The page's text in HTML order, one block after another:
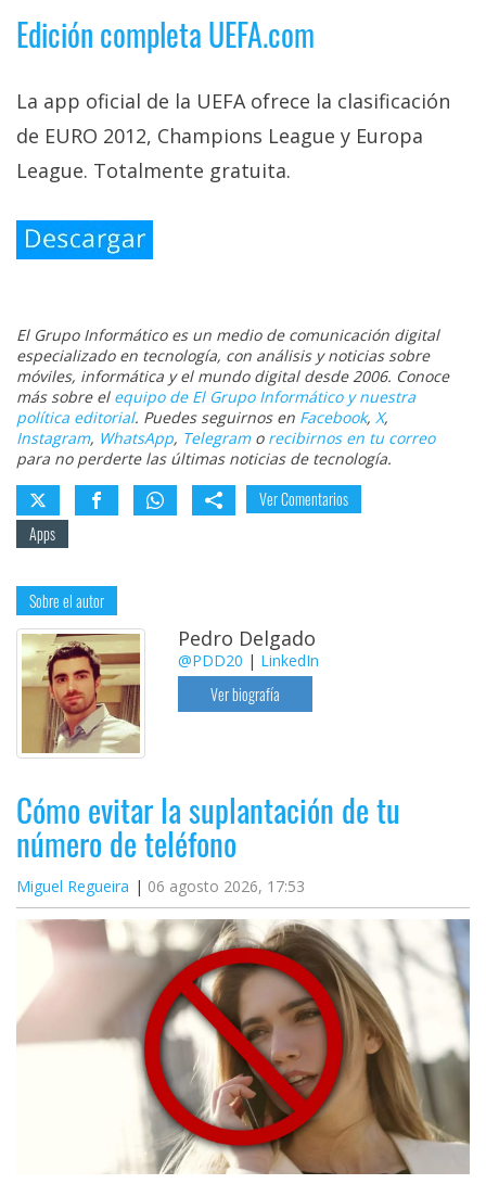
Edición completa UEFA.com
La app oficial de la UEFA ofrece la clasificación
de EURO 2012, Champions League y Europa
League. Totalmente gratuita.
El Grupo Informático es un medio de comunicación digital
especializado en tecnología, con análisis y noticias sobre
móviles, informática y el mundo digital desde 2006. Conoce
más sobre el equipo de El Grupo Informático y nuestra
política editorial. Puedes seguirnos en Facebook, X,
Instagram, WhatsApp, Telegramo recibirnos en tu correo
para no perderte las últimas noticias de tecnología.
Ver Comentarios
Apps
Sobre el autor
Pedro Delgado
@PDD20 | LinkedIn
Ver biografía
Cómo evitar la suplantación de tu
número de teléfono
Miguel Regueira 06 agosto 2026, 17:53